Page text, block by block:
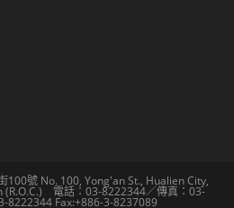
100號 No. 100, Yong'an St., Hualien City,
(R.O.C.) 電話：03-8222344／傳真：03-
8222344 Fax:+886-3-8237089